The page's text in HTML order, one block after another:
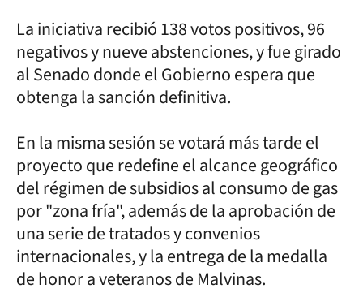
La iniciativa recibió 138 votos positivos, 96
negativos y nueve abstenciones, y fue girado
al Senado donde el Gobierno espera que
obtenga la sanción definitiva.
En la misma sesión se votará más tarde el
proyecto que redefine el alcance geográfico
del régimen de subsidios al consumo de gas
por "zona fría", además de la aprobación de
una serie de tratados y convenios
internacionales, y la entrega de la medalla
de honor a veteranos de Malvinas.